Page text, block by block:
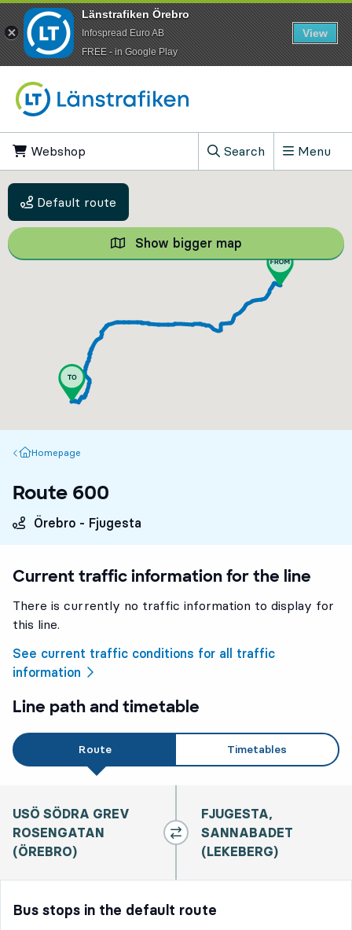
Webshop
Search
, Show search field
Menu
Default route
Show bigger map Show bigger
Homepage
Homepage
Route 600
Örebro - Fjugesta
Current traffic information for the line
There is currently no traffic information to display for
this line.
See current traffic conditions for all traffic
information
Line path and timetable
Route Timetables
USÖ SÖDRA GREV
ROSENGATAN
(ÖREBRO)
FJUGESTA,
SANNABADET
(LEKEBERG)
Bus stops in the default route
Länstrafiken Örebro
Infospread Euro AB
​FREE - in Google Play
View